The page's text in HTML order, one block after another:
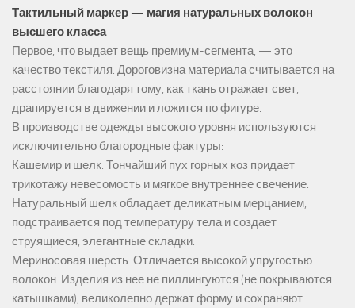
Тактильный маркер — магия натуральных волокон
высшего класса
Первое, что выдает вещь премиум-сегмента, — это
качество текстиля. Дороговизна материала считывается на
расстоянии благодаря тому, как ткань отражает свет,
драпируется в движении и ложится по фигуре.
В производстве одежды высокого уровня используются
исключительно благородные фактуры:
Кашемир и шелк. Тончайший пух горных коз придает
трикотажу невесомость и мягкое внутреннее свечение.
Натуральный шелк обладает деликатным мерцанием,
подстраивается под температуру тела и создает
струящиеся, элегантные складки.
Мериносовая шерсть. Отличается высокой упругостью
волокон. Изделия из нее не пиллингуются (не покрываются
катышками), великолепно держат форму и сохраняют